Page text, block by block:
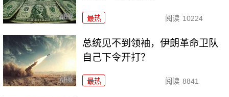
最热 阅读 10224
总统见不到领袖，伊朗革命卫队
自己下令开打？
最热 阅读 8841